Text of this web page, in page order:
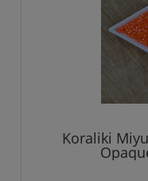
Koraliki